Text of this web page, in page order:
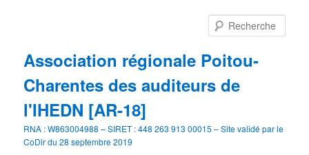
Association régionale Poitou-
Charentes des auditeurs de
l'IHEDN [AR-18]
RNA : W863004988 – SIRET : 448 263 913 00015 – Site validé par le
CoDir du 28 septembre 2019